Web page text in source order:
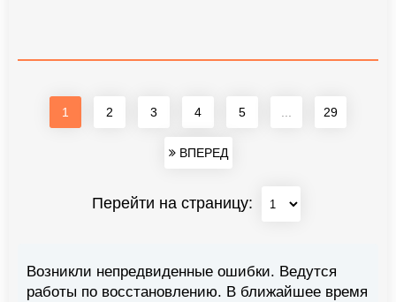
1 2 3 4 5 29
ВПЕРЕД
Перейти на страницу:
Возникли непредвиденные ошибки. Ведутся
работы по восстановлению. В ближайшее время